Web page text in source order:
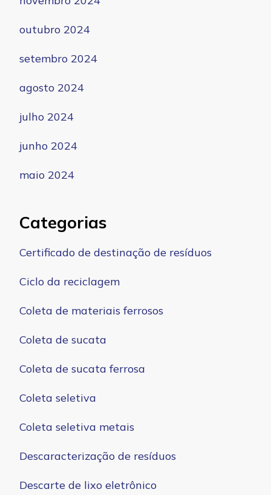
outubro 2024
setembro 2024
agosto 2024
julho 2024
junho 2024
maio 2024
Categorias
Certificado de destinação de resíduos
Ciclo da reciclagem
Coleta de materiais ferrosos
Coleta de sucata
Coleta de sucata ferrosa
Coleta seletiva
Coleta seletiva metais
Descaracterização de resíduos
Descarte de lixo eletrônico